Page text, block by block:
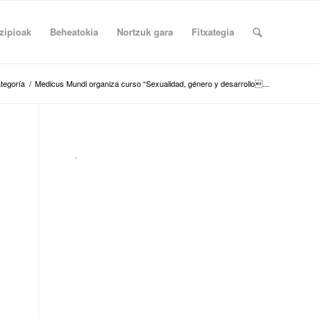
Beheatokia Nortzuk gara Fitxategia
/ Medicus Mundi organiza curso “Sexualidad, género y desarrollo...
.